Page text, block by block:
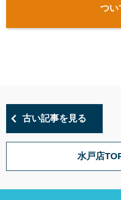
つい
古い記事を見る
水戸店